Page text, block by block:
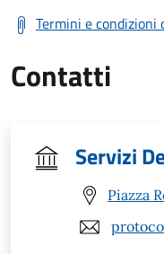
Termini e condizioni
Contatti
Servizi
Piazza